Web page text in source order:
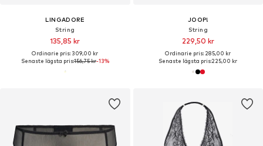
LINGADORE
String
135,85 kr
Ordinarie pris: 309,00 kr
Senaste lägsta pris:156,75 kr-13%
JOOP!
String
229,50 kr
Ordinarie pris: 285,00 kr
Senaste lägsta pris:225,00 kr